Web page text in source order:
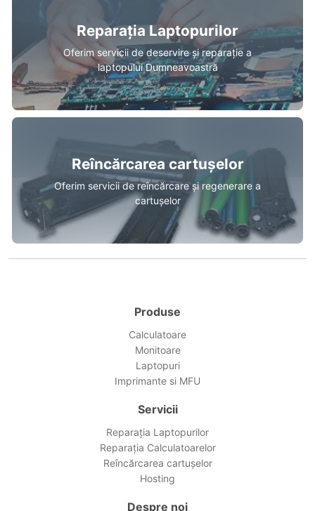
Reparația Laptopurilor
Oferim servicii de deservire și reparație a
laptopului Dumneavoastră
Reîncărcarea cartușelor
Oferim servicii de reîncărcare și regenerare a
cartușelor
Produse
Calculatoare
Monitoare
Laptopuri
Imprimante si MFU
Servicii
Reparația Laptopurilor
Reparația Calculatoarelor
Reîncărcarea cartușelor
Hosting
Despre noi